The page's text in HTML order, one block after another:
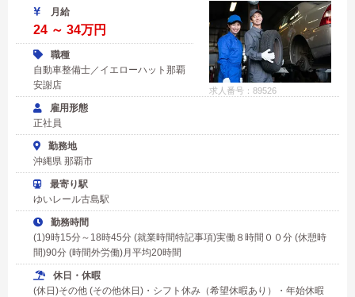
求人番号：89526
月給
24 ～ 34万円
職種
自動車整備士／イエローハット那覇
安謝店
雇用形態
正社員
勤務地
沖縄県 那覇市
最寄り駅
ゆいレール古島駅
勤務時間
(1)9時15分～18時45分 (就業時間特記事項)実働８時間００分 (休憩時
間)90分 (時間外労働)月平均20時間
休日・休暇
(休日)その他 (その他休日)・シフト休み（希望休暇あり）・年始休暇